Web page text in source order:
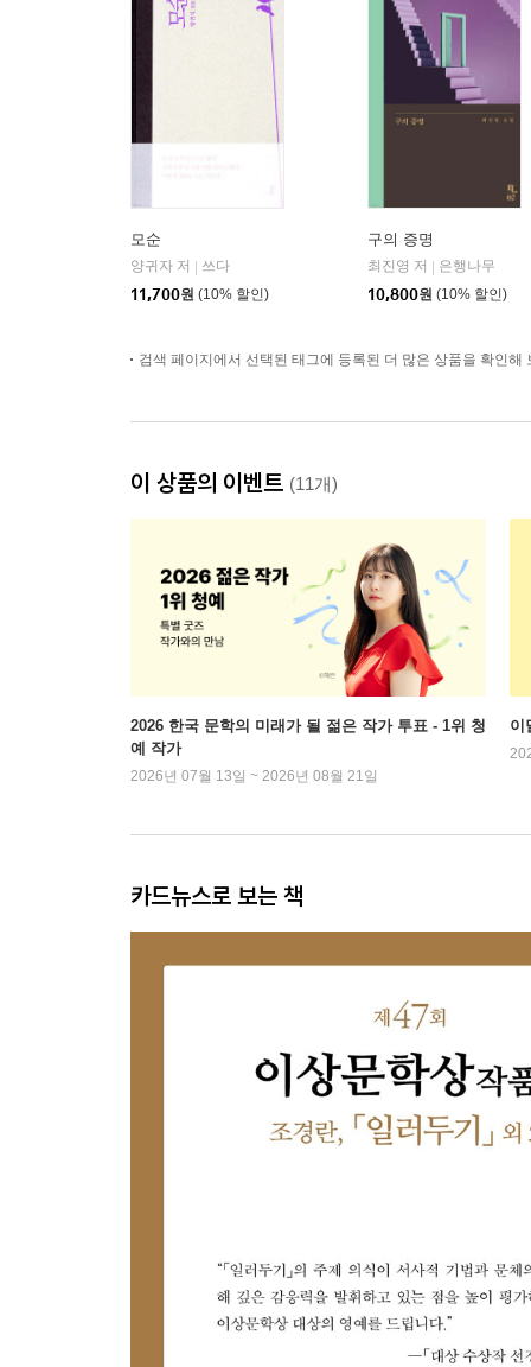
모순
양귀자 저
쓰다
11,700원 (10% 할인)
구의 증명
최진영 저
은행나무
10,800원 (10% 할인)
검색 페이지에서 선택된 태그에 등록된 더 많은 상품을 확인해
이 상품의 이벤트 (11개)
2026 한국 문학의 미래가 될 젊은 작가 투표 - 1위 청
예 작가
2026년 07월 13일 ~ 2026년 08월 21일
이
카드뉴스로 보는 책